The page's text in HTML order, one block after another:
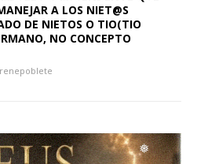
A LOS NIET@S
DE NIETOS O TIO(TIO
NO CONCEPTO
renepoblete